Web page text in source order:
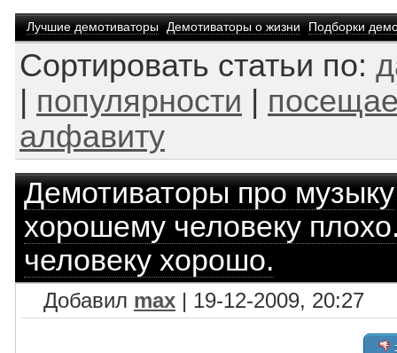
Лучшие демотиваторы Демотиваторы о жизни Подборки
Сортировать статьи по:
популярности
алфавиту
Демотиваторы про музыку
хорошему человеку
человеку хорошо.
Добавил max | 19-12-2009, 20:27